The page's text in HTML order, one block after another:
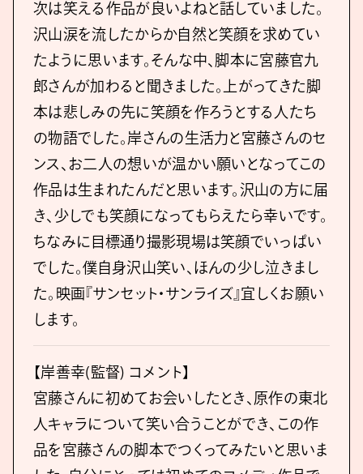
次は笑える作品が良いよねと話していました。
沢⼭涙を流したからか⾃然と笑顔を求めてい
たように思います。そんな中、脚本に宮藤官九
郎さんが加わると聞きました。上がってきた脚
本は悲しみの先に笑顔を作ろうとする⼈たち
の物語でした。岸さんの⽣活⼒と宮藤さんのセ
ンス、お⼆⼈の想いが温かい願いとなってこの
作品は⽣まれたんだと思います。沢⼭の⽅に届
き、少しでも笑顔になってもらえたら幸いです。
ちなみに⽬標通り撮影現場は笑顔でいっぱい
でした。僕⾃⾝沢⼭笑い、ほんの少し泣きまし
た。映画『サンセット・サンライズ』宜しくお願い
します。
【岸善幸(監督) コメント】
宮藤さんに初めてお会いしたとき、原作の東北
⼈キャラについて笑い合うことができ、この作
品を宮藤さんの脚本でつくってみたいと思いま